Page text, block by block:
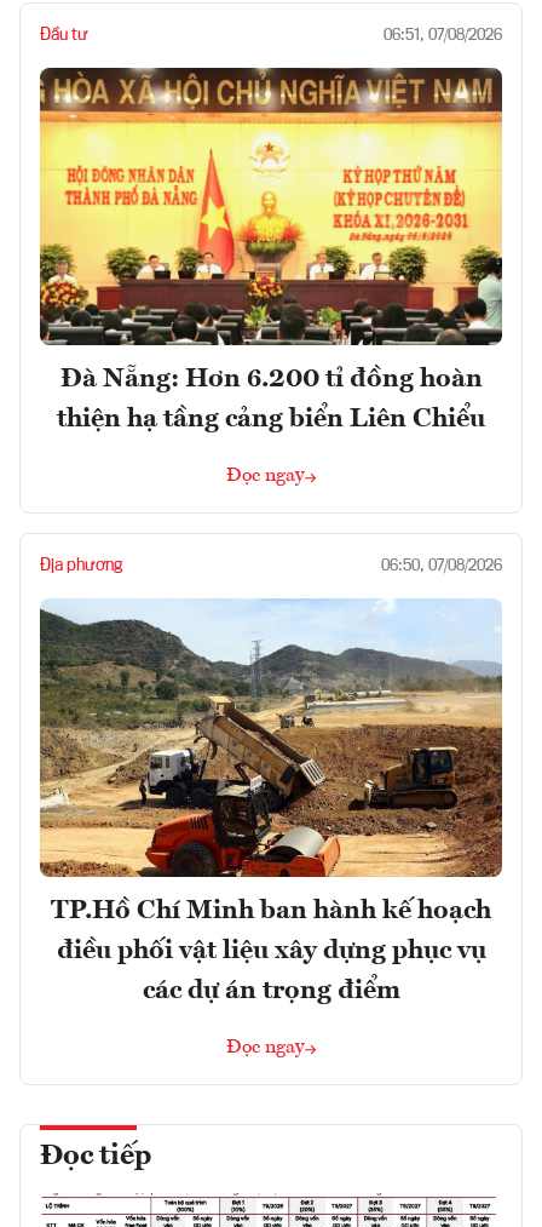
Đầu tư 06:51, 07/08/2026
Đà Nẵng: Hơn 6.200 tỉ đồng hoàn
thiện hạ tầng cảng biển Liên Chiểu
Đọc ngay
Địa phương 06:50, 07/08/2026
TP.Hồ Chí Minh ban hành kế hoạch
điều phối vật liệu xây dựng phục vụ
các dự án trọng điểm
Đọc ngay
Đọc tiếp